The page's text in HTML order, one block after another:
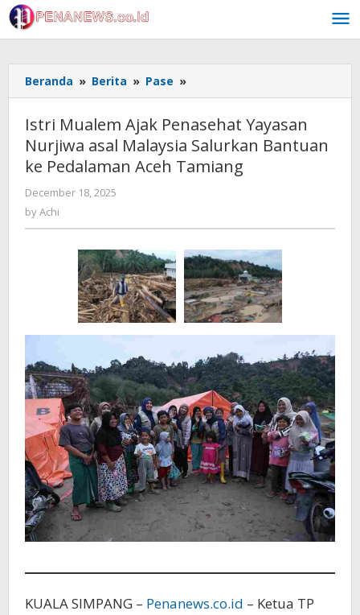
Skip
to
content
Beranda » Berita » Pase »
Mualem
Penasehat
Yayasan
Nurjiwa
Bantuan
ke
Pedalaman
Aceh
Tamiang
Istri Mualem Ajak Penasehat Yayasan
Nurjiwa asal Malaysia Salurkan Bantuan
ke Pedalaman Aceh Tamiang
December 18, 2025
byAchi
KUALA SIMPANG – Penanews.co.id – Ketua TP